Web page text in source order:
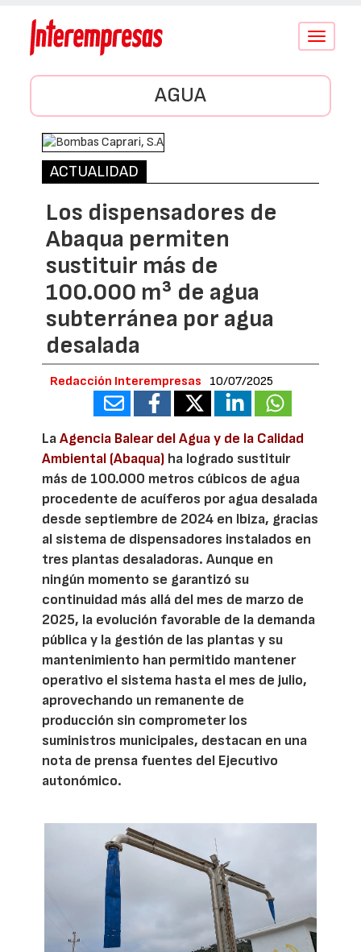
Conmutar
AGUA
ACTUALIDAD
Los dispensadores de
Abaqua permiten
sustituir más de
100.000 m³ de agua
subterránea por agua
desalada
Redacción Interempresas 10/07/2025
LaAgencia Balear del Agua y de la Calidad
Ambiental (Abaqua) ha logrado sustituir
más de 100.000 metros cúbicos de agua
procedente de acuíferos por agua desalada
desde septiembre de 2024 en Ibiza, gracias
al sistema de dispensadores instalados en
tres plantas desaladoras. Aunque en
ningún momento se garantizó su
continuidad más allá del mes de marzo de
2025, la evolución favorable de la demanda
pública y la gestión de las plantas y su
mantenimiento han permitido mantener
operativo el sistema hasta el mes de julio,
aprovechando un remanente de
producción sin comprometer los
suministros municipales, destacan en una
nota de prensa fuentes del Ejecutivo
autonómico.